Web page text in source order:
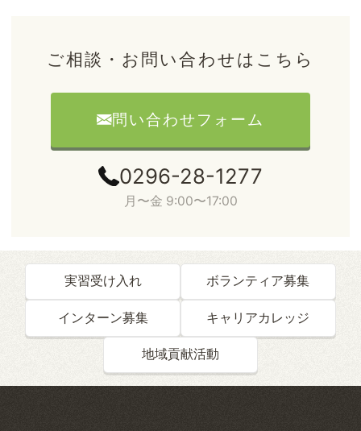
ご相談・お問い合わせはこちら
問い合わせフォーム
0296-28-1277
月〜金 9:00〜17:00
実習受け入れ ボランティア募集
インターン募集 キャリアカレッジ
地域貢献活動